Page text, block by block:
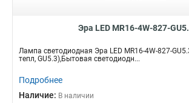
Эра LED MR16-4W-827-
Лампа светодиодная Эра LED MR16-4W-827-
тепл, GU5.3),Бытовая светодиодн...
Подробнее
Наличие: В наличии